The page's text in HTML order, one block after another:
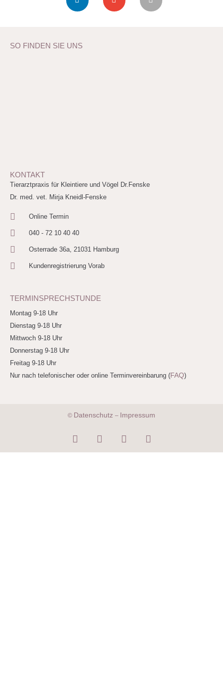
SO FINDEN SIE UNS
KONTAKT
Tierarztpraxis für Kleintiere und Vögel Dr.Fenske
Dr. med. vet. Mirja Kneidl-Fenske
Online Termin
040 - 72 10 40 40
Osterrade 36a, 21031 Hamburg
Kundenregistrierung Vorab
TERMINSPRECHSTUNDE
Montag 9-18 Uhr
Dienstag 9-18 Uhr
Mittwoch 9-18 Uhr
Donnerstag 9-18 Uhr
Freitag 9-18 Uhr
Nur nach telefonischer oder online Terminvereinbarung (FAQ)
© Datenschutz – Impressum